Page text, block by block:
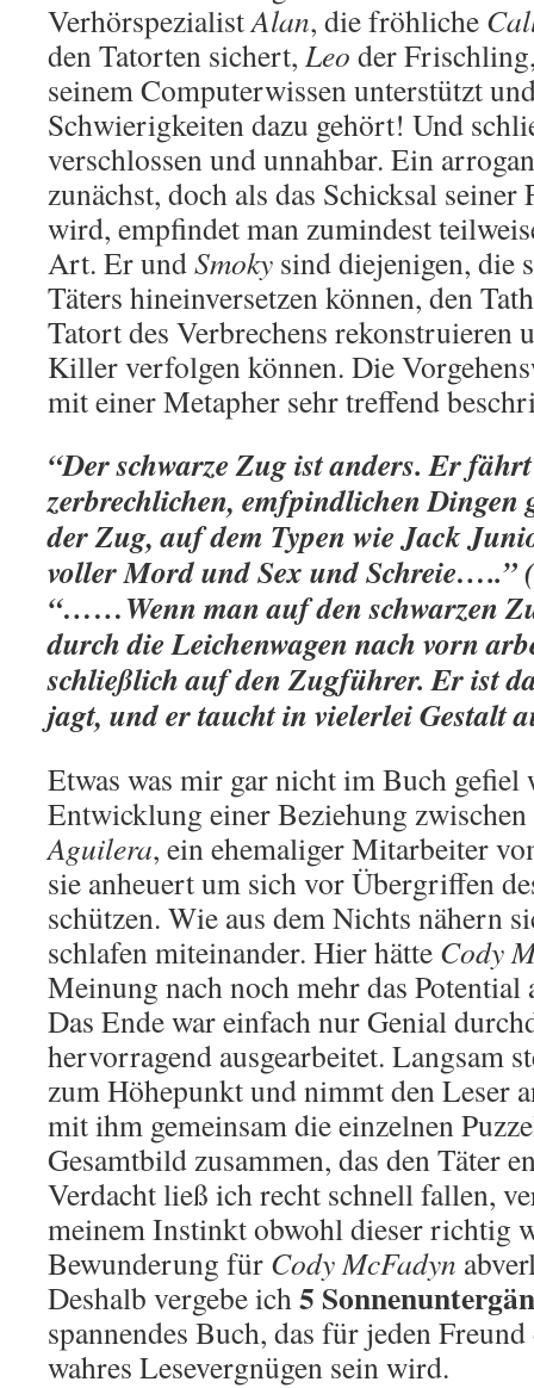
VerhörspezialistAlan, die fröhliche
den Tatorten sichert, Leo der
seinem Computerwissen unterstützt
Schwierigkeiten dazu gehört! Und
verschlossen und unnahbar. Ein
zunächst, doch als das Schicksal
wird, empfindet man zumindest
Art. Er undSmoky sind diejenigen, die
Täters hineinversetzen können, den
Tatort des Verbrechens rekonstruieren
Killer verfolgen können. Die
mit einer Metapher sehr treffend
“Der schwarze Zug ist anders. Er
zerbrechlichen, emfpindlichen Dingen
der Zug, auf dem Typen wie Jack
voller Mord und Sex und Schreie…..”
“……Wenn man auf den schwarzen
durch die Leichenwagen nach vorn
schließlich auf den Zugführer. Er ist
jagt, und er taucht in vielerlei Gestalt
Etwas was mir gar nicht im Buch
Entwicklung einer Beziehung zwischen
Aguilera, ein ehemaliger Mitarbeiter
sie anheuert um sich vor Übergriffen
schützen. Wie aus dem Nichts nähern
schlafen miteinander. Hier hätte Cody
Meinung nach noch mehr das Potential
Das Ende war einfach nur Genial
hervorragend ausgearbeitet. Langsam
zum Höhepunkt und nimmt den Leser
mit ihm gemeinsam die einzelnen
Gesamtbild zusammen, das den Täter
Verdacht ließ ich recht schnell fallen,
meinem Instinkt obwohl dieser richtig
Bewunderung für Cody McFadyn
Deshalb vergebe ich5
spannendes Buch, das für jeden
wahres Lesevergnügen sein wird.